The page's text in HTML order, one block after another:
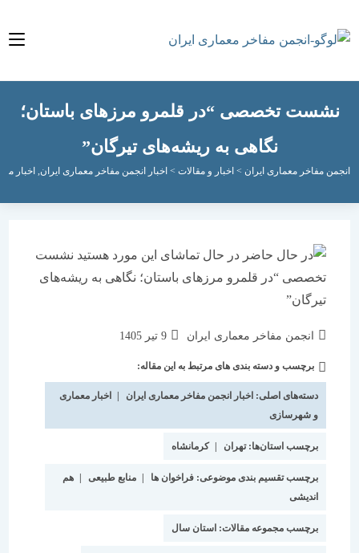
تخصصی “در قلمرو مرزهای باستان؛
نگاهی به ریشه‌های تیرگان”
مفاخر معماری ایران > اخبار و مقالات>اخبار انجمن مفاخر معماری ایران ,اخبار معماری
انجمن مفاخر معماری ایران
نوشته
شده
است:
9 تیر 1405
برچسب و دسته بندی های مرتبط به این مقاله:
دسته‌های اصلی:اخبار انجمن مفاخر معماری ایران | اخبار معماری
و شهرسازی
برچسب استان‌ها:تهران | کرمانشاه
برچسب تقسیم بندی موضوعی:فراخوان ها | منابع طبیعی | هم
برچسب مجموعه مقالات:استان سال